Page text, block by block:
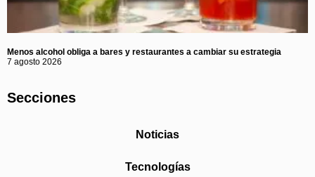
Menos alcohol obliga a bares y restaurantes a cambiar su estrategia
7 agosto 2026
Secciones
Noticias
Tecnologías